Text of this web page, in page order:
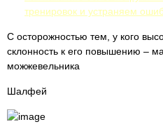
тренировок и устраняем
С осторожностью тем, у кого
склонность к его повышению –
можжевельника
Шалфей